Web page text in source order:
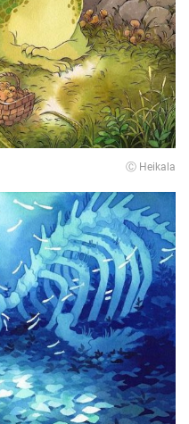
Ⓒ Heikala